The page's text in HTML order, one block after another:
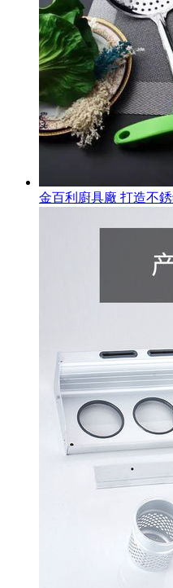
金百利廚具廠 打造不